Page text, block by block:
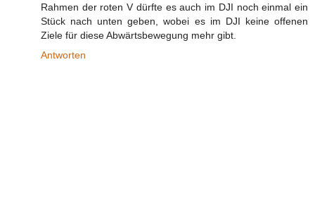
Rahmen der roten V dürfte es auch im DJI noch einmal ein
Stück nach unten geben, wobei es im DJI keine offenen
Ziele für diese Abwärtsbewegung mehr gibt.
Antworten